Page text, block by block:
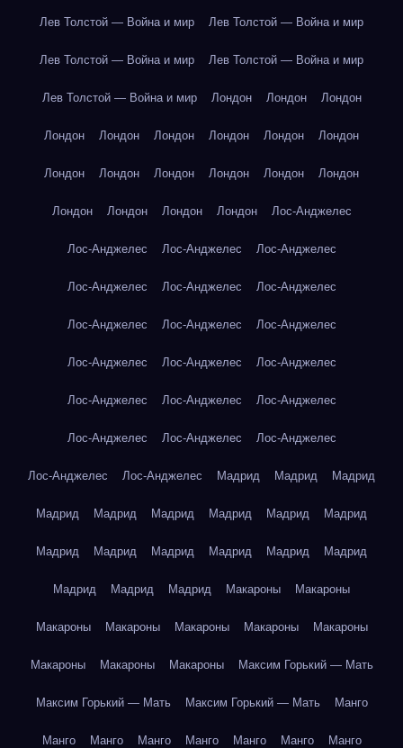
Лев Толстой — Война и мир Лев Толстой — Война и мир
Лев Толстой — Война и мир Лев Толстой — Война и мир
Лев Толстой — Война и мир Лондон Лондон Лондон
Лондон Лондон Лондон Лондон Лондон Лондон
Лондон Лондон Лондон Лондон Лондон Лондон
Лондон Лондон Лондон Лондон Лос-Анджелес
Лос-Анджелес Лос-Анджелес Лос-Анджелес
Лос-Анджелес Лос-Анджелес Лос-Анджелес
Лос-Анджелес Лос-Анджелес Лос-Анджелес
Лос-Анджелес Лос-Анджелес Лос-Анджелес
Лос-Анджелес Лос-Анджелес Лос-Анджелес
Лос-Анджелес Лос-Анджелес Лос-Анджелес
Лос-Анджелес Лос-Анджелес Мадрид Мадрид Мадрид
Мадрид Мадрид Мадрид Мадрид Мадрид Мадрид
Мадрид Мадрид Мадрид Мадрид Мадрид Мадрид
Мадрид Мадрид Мадрид Макароны Макароны
Макароны Макароны Макароны Макароны Макароны
Макароны Макароны Макароны Максим Горький — Мать
Максим Горький — Мать Максим Горький — Мать Манго
Манго Манго Манго Манго Манго Манго Манго